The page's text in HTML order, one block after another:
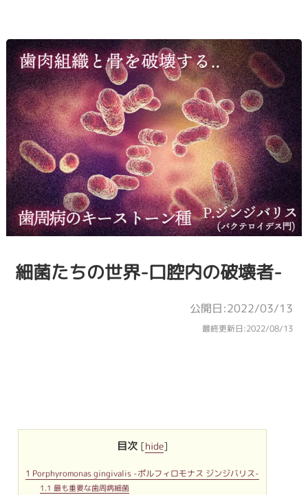
細菌たちの世界-口腔内の破壊者-
公開日:2022/03/13
最終更新日:2022/08/13
目次 [hide]
1 Porphyromonas gingivalis -ポルフィロモナス ジンジバリス-
1.1 最も重要な歯周病細菌